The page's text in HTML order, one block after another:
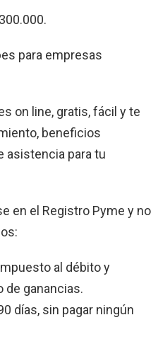
para empresas
on line, gratis, fácil y te
beneficios
asistencia para tu
en el Registro Pyme y no
al débito y
de ganancias.
días, sin pagar ningún